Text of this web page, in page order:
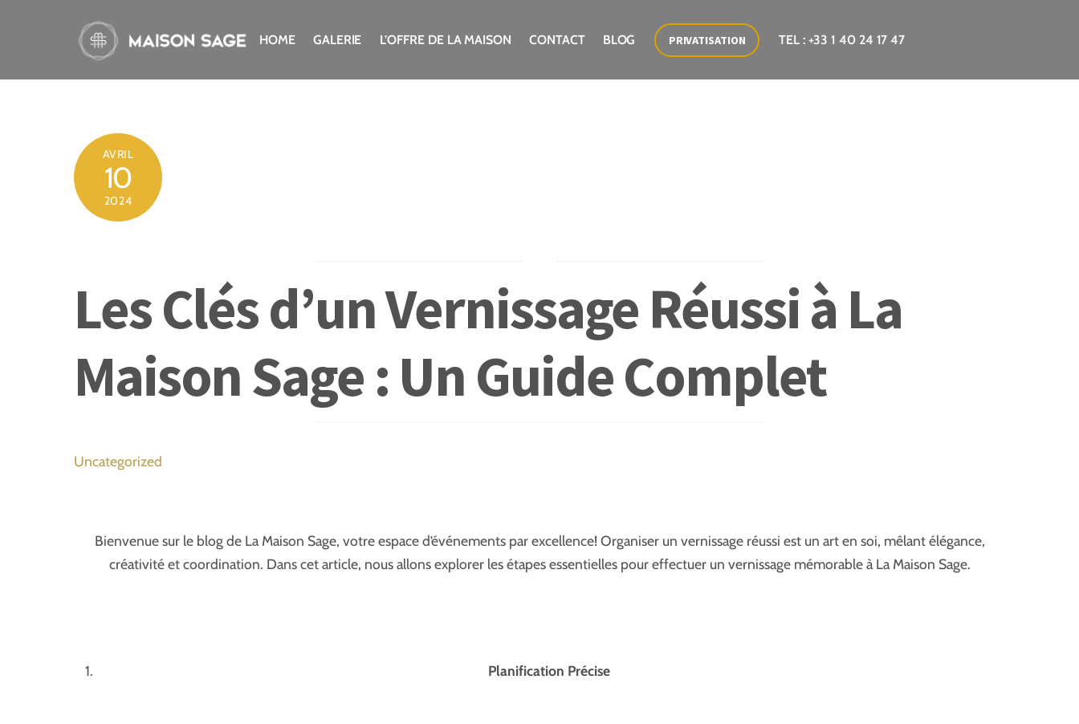
HOME GALERIE L’OFFRE DE LA MAISON CONTACT BLOG PRIVATISATION TEL : +33 1 40 24 17 47
AVRIL
10
2024
Les Clés d’un Vernissage Réussi à La
Maison Sage : Un Guide Complet
Uncategorized
Bienvenue sur le blog de La Maison Sage, votre espace d’événements par excellence! Organiser un vernissage réussi est un art en soi, mêlant élégance,
créativité et coordination. Dans cet article, nous allons explorer les étapes essentielles pour effectuer un vernissage mémorable à La Maison Sage.
Planification Précise